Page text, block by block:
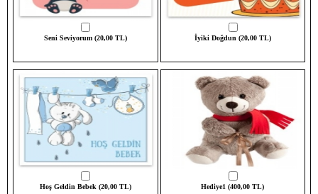
Seni Seviyorum (20,00 TL) İyiki Doğdun (20,00 TL)
Hoş Geldin Bebek (20,00 TL) Hediye1 (400,00 TL)